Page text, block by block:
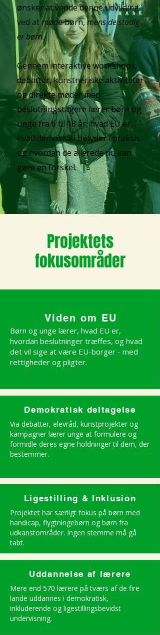
ønsker at vende denne udvikling
ved at møde børn,mens de stadig
er børn.
Gennem interaktive workshops,
debatter, kunstneriske aktiviteter
og direkte møder med
beslutningstagere lærer børn og
unge fra 6 til 18 år, hvad EU er,
hvad demokrati betyder i praksis,
og hvordan de allerede nu kan
gøre en forskel.
Projektets
fokusområder
Viden om EU
Børn og unge lærer, hvad EU er,
hvordan beslutninger træffes, og hvad
det vil sige at være EU-borger - med
rettigheder og pligter.
Demokratisk deltagelse
Via debatter, elevråd, kunstprojekter og
kampagner lærer unge at formulere og
formidle deres egne holdninger til dem, der
bestemmer.
Ligestilling & Inklusion
Projektet har særligt fokus på børn med
handicap, flygtningebørn og børn fra
udkanstområder. Ingen stemme må gå
tabt.
Uddannelse af lærere
Mere end 570 lærere på tværs af de fire
lande uddannes i demokratisk,
inkluderende og ligestillingsbevidst
undervisning.